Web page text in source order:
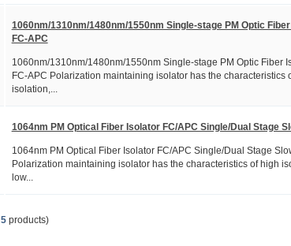
1060nm/1310nm/1480nm/1550nm Single-stage PM Optic
FC-APC
1060nm/1310nm/1480nm/1550nm Single-stage PM Optic Fiber
FC-APC Polarization maintaining isolator has the characteristics
isolation,...
1064nm PM Optical Fiber Isolator FC/APC Single/Dual Stage
1064nm PM Optical Fiber Isolator FC/APC Single/Dual Stage
Polarization maintaining isolator has the characteristics of high
low...
5products)